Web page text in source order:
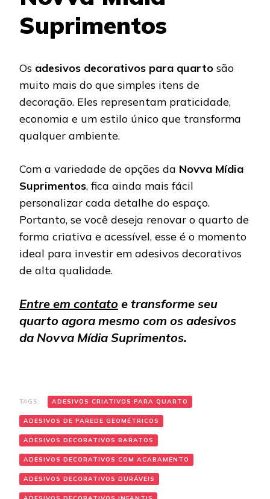
Suprimentos
Os adesivos decorativos para quarto são
muito mais do que simples itens de
decoração. Eles representam praticidade,
economia e um estilo único que transforma
qualquer ambiente.
Com a variedade de opções da Novva Mídia
Suprimentos, fica ainda mais fácil
personalizar cada detalhe do espaço.
Portanto, se você deseja renovar o quarto de
forma criativa e acessível, esse é o momento
ideal para investir em adesivos decorativos
de alta qualidade.
Entre em contato e transforme seu
quarto agora mesmo com os adesivos
da Novva Mídia Suprimentos.
TAGS: ADESIVOS CRIATIVOS PARA QUARTO
ADESIVOS DE PAREDE GEOMÉTRICOS
ADESIVOS DECORATIVOS BARATOS
ADESIVOS DECORATIVOS COM ACABAMENTO
ADESIVOS DECORATIVOS DURÁVEIS